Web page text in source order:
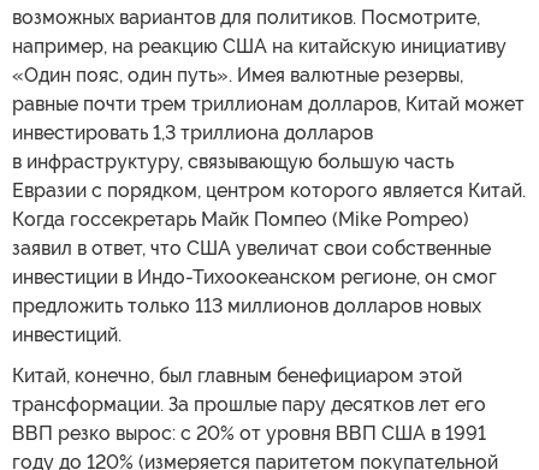
возможных вариантов для политиков. Посмотрите,
например, на реакцию США на китайскую инициативу
«Один пояс, один путь». Имея валютные резервы,
равные почти трем триллионам долларов, Китай может
инвестировать 1,3 триллиона долларов
в инфраструктуру, связывающую большую часть
Евразии с порядком, центром которого является Китай.
Когда госсекретарь Майк Помпео (Mike Pompeo)
заявил в ответ, что США увеличат свои собственные
инвестиции в Индо-Тихоокеанском регионе, он смог
предложить только 113 миллионов долларов новых
инвестиций.
Китай, конечно, был главным бенефициаром этой
трансформации. За прошлые пару десятков лет его
ВВП резко вырос: с 20% от уровня ВВП США в 1991
году до 120% (измеряется паритетом покупательной